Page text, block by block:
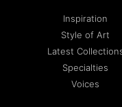
Inspiration
Style of Art
Latest
Specialties
Voices